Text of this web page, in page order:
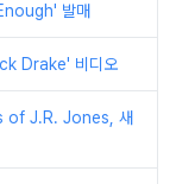
발매
Drake' 비디오
of J.R. Jones, 새